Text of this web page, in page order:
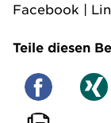
Facebook |
Teile diesen